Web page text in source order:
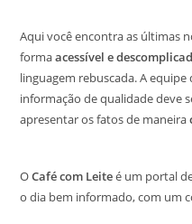
Aqui você encontra as últimas
formaacessível e
linguagem rebuscada. A
informação de qualidade deve
apresentar os fatos de maneira
OCafé com Leiteé um portal
o dia bem informado, com um